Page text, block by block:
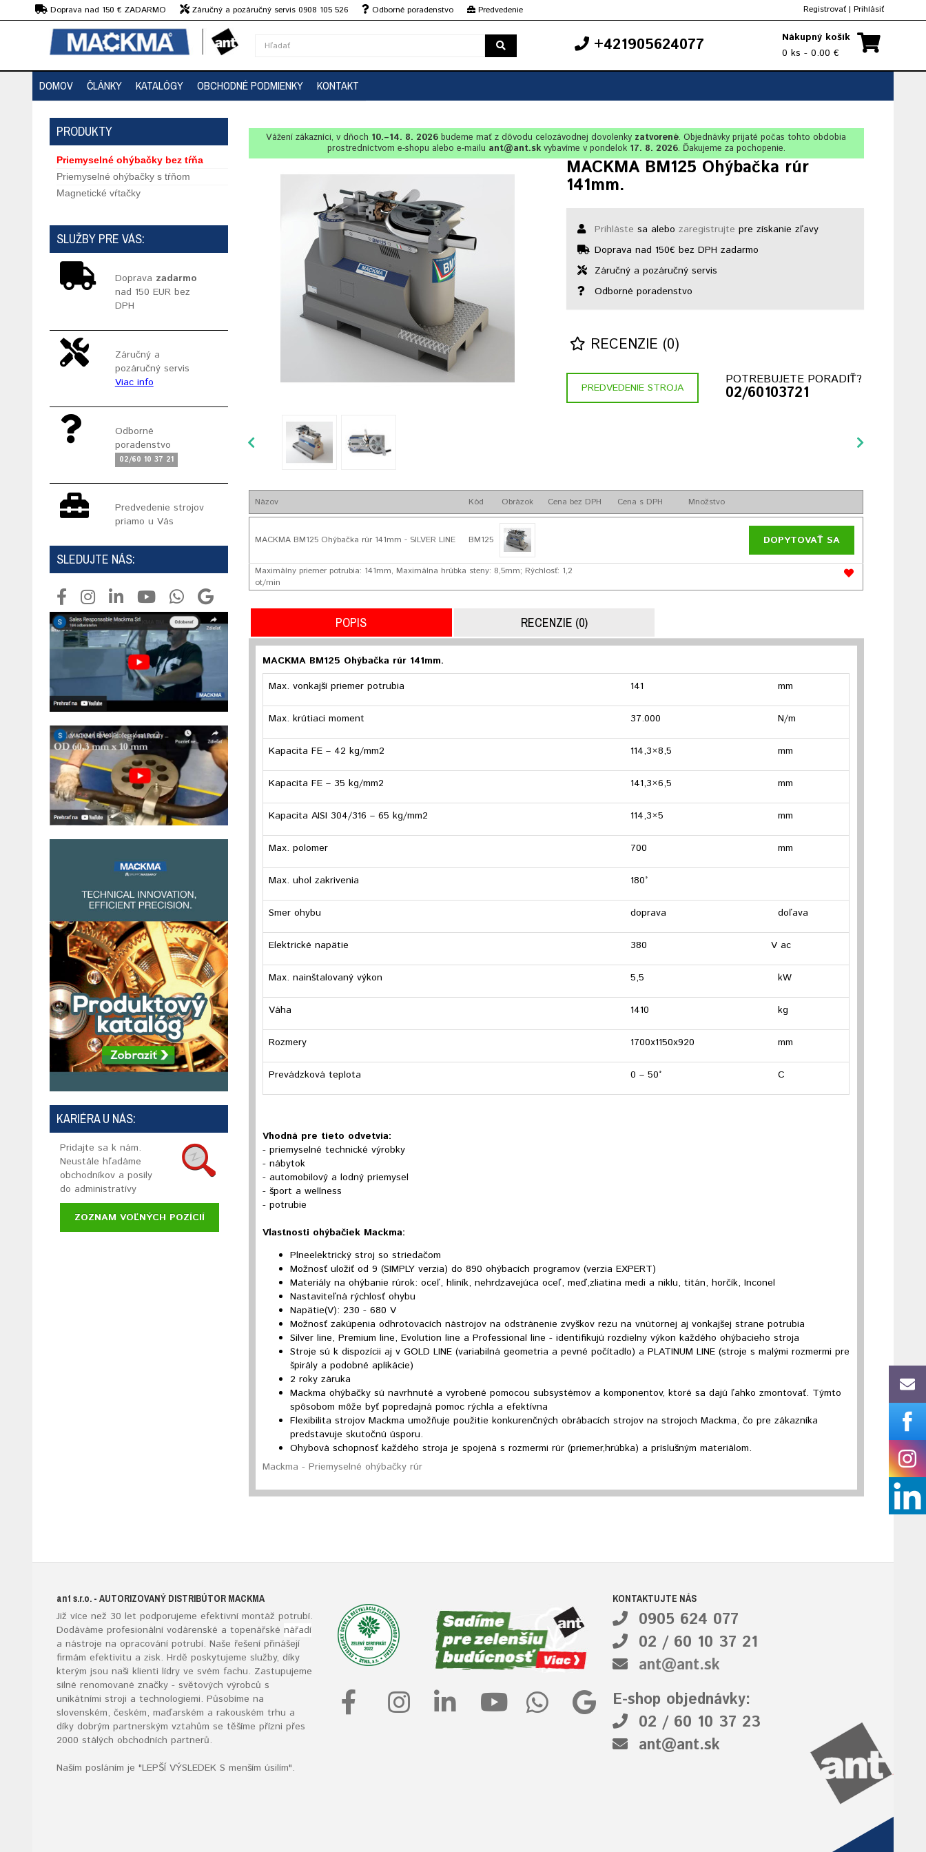
Doprava nad 150 € ZADARMO Záručný a pozáručný servis 0908 105 526 Odborné poradenstvo
Predvedenie
strojov
Registrovať | Prihlásiť
+421905624077
Nákupný košík
0 ks - 0.00 €
DOMOV ČLÁNKY KATALÓGY OBCHODNÉ PODMIENKY KONTAKT
PRODUKTY
Priemyselné ohýbačky bez tŕňa
Priemyselné ohýbačky s tŕňom
Magnetické vŕtačky
SLUŽBY PRE VÁS:
Doprava zadarmo
nad 150 EUR bez
DPH
Záručný a
pozáručný servis
Viac info
Odborné
poradenstvo
02/60 10 37 21
Predvedenie strojov
priamo u Vás
SLEDUJTE NÁS:
KARIÉRA U NÁS:
Pridajte sa k nám.
Neustále hľadáme
obchodníkov a posily
do administratívy
ZOZNAM VOĽNÝCH POZÍCIÍ
Vážení zákazníci, v dňoch 10.–14. 8. 2026 budeme mať z dôvodu celozávodnej dovolenky zatvorené. Objednávky prijaté počas tohto obdobia
prostredníctvom e-shopu alebo e-mailu ant@ant.skvybavíme v pondelok 17. 8. 2026. Ďakujeme za pochopenie.
MACKMA BM125 Ohýbačka rúr
141mm.
Prihláste sa alebozaregistrujte pre získanie zľavy
Doprava nad 150€ bez DPH zadarmo
Záručný a pozáručný servis
Odborné poradenstvo
RECENZIE (0)
PREDVEDENIE STROJA
POTREBUJETE PORADIŤ?
02/60103721
Názov Kód Obrázok Cena bez DPH Cena s DPH Množstvo
MACKMA BM125 Ohýbačka rúr 141mm - SILVER LINE BM125 DOPYTOVAŤ SA
Maximálny priemer potrubia: 141mm, Maximálna hrúbka steny: 8,5mm; Rýchlosť: 1,2
ot/min
POPIS RECENZIE (0)
MACKMA BM125 Ohýbačka rúr 141mm.
Max. vonkajší priemer potrubia
141 mm
Max. krútiaci moment 37.000 N/m
Kapacita FE – 42 kg/mm2 114,3×8,5 mm
Kapacita FE – 35 kg/mm2 141,3×6,5 mm
Kapacita AISI 304/316 – 65 kg/mm2 114,3×5 mm
Max. polomer 700 mm
Max. uhol zakrivenia 180°
Smer ohybu doprava doľava
Elektrické napätie 380 V ac
Max. nainštalovaný výkon 5,5 kW
Váha 1410 kg
Rozmery 1700x1150x920 mm
Prevádzková teplota 0 – 50° C
Vhodná pre tieto odvetvia:
- priemyselné technické výrobky
- nábytok
- automobilový a lodný priemysel
- šport a wellness
- potrubie
Vlastnosti ohýbačiek Mackma:
Plneelektrický stroj so striedačom
Možnosť uložiť od 9 (SIMPLY verzia) do 890 ohýbacích programov (verzia EXPERT)
Materiály na ohýbanie rúrok: oceľ, hliník, nehrdzavejúca oceľ, meď,zliatina medi a niklu, titán, horčík, Inconel
Nastaviteľná rýchlosť ohybu
Napätie(V): 230 - 680 V
Možnosť zakúpenia odhrotovacích nástrojov na odstránenie zvyškov rezu na vnútornej aj vonkajšej strane potrubia
Silver line, Premium line, Evolution line a Professional line - identifikujú rozdielny výkon každého ohýbacieho stroja
Stroje sú k dispozícii aj v GOLD LINE (variabilná geometria a pevné počítadlo) a PLATINUM LINE (stroje s malými rozmermi pre
špirály a podobné aplikácie)
2 roky záruka
Mackma ohýbačky sú navrhnuté a vyrobené pomocou subsystémov a komponentov, ktoré sa dajú ľahko zmontovať. Týmto
spôsobom môže byť popredajná pomoc rýchla a efektívna
Flexibilita strojov Mackma umožňuje použitie konkurenčných obrábacích strojov na strojoch Mackma, čo pre zákazníka
predstavuje skutočnú úsporu.
Ohybová schopnosť každého stroja je spojená s rozmermi rúr (priemer,hrúbka) a príslušným materiálom.
Mackma - Priemyselné ohýbačky rúr
ant s.r.o. - AUTORIZOVANÝ DISTRIBÚTOR MACKMA
Již více než 30 let podporujeme efektivní montáž potrubí.
Dodáváme profesionální vodárenské a topenářské nářadí
a nástroje na opracování potrubí. Naše řešení přinášejí
firmám efektivitu a zisk. Hrdě poskytujeme služby, díky
kterým jsou naši klienti lídry ve svém fachu. Zastupujeme
silné renomované značky - světových výrobců s
unikátními stroji a technologiemi. Působíme na
slovenském, českém, maďarském a rakouském trhu a
díky dobrým partnerským vztahům se těšíme přízni přes
2000 stálých obchodních partnerů.
Naším posláním je "LEPŠÍ VÝSLEDEK S menším úsilím".
KONTAKTUJTE NÁS
0905 624 077
02 / 60 10 37 21
ant@ant.sk
E-shop objednávky:
02 / 60 10 37 23
ant@ant.sk